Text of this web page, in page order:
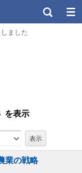
ました
を表示
業の戦略